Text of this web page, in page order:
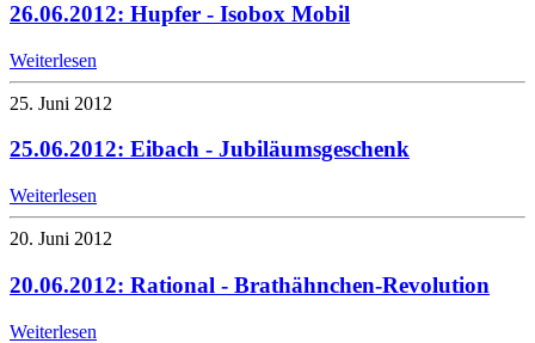
26.06.2012: Hupfer - Isobox Mobil
Weiterlesen
25. Juni 2012
25.06.2012: Eibach - Jubiläumsgeschenk
Weiterlesen
20. Juni 2012
20.06.2012: Rational - Brathähnchen-Revolution
Weiterlesen